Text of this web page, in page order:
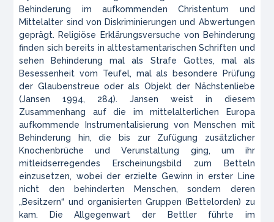
Behinderung im aufkommenden Christentum und
Mittelalter sind von Diskriminierungen und Abwertungen
geprägt. Religiöse Erklärungsversuche von Behinderung
finden sich bereits in alttestamentarischen Schriften und
sehen Behinderung mal als Strafe Gottes, mal als
Besessenheit vom Teufel, mal als besondere Prüfung
der Glaubenstreue oder als Objekt der Nächstenliebe
(Jansen 1994, 284). Jansen weist in diesem
Zusammenhang auf die im mittelalterlichen Europa
aufkommende Instrumentalisierung von Menschen mit
Behinderung hin, die bis zur Zufügung zusätzlicher
Knochenbrüche und Verunstaltung ging, um ihr
mitleidserregendes Erscheinungsbild zum Betteln
einzusetzen, wobei der erzielte Gewinn in erster Line
nicht den behinderten Menschen, sondern deren
„Besitzern“ und organisierten Gruppen (Bettelorden) zu
kam. Die Allgegenwart der Bettler führte im